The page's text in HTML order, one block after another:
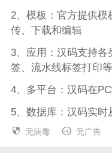
2、模板：官方提供
传、下载和编辑
3、应用：汉码支持各
签、流水线标签打印等
4、多平台：汉码在
5、数据库：汉码实
EXCEL导入、递变量/
无病毒 无广告